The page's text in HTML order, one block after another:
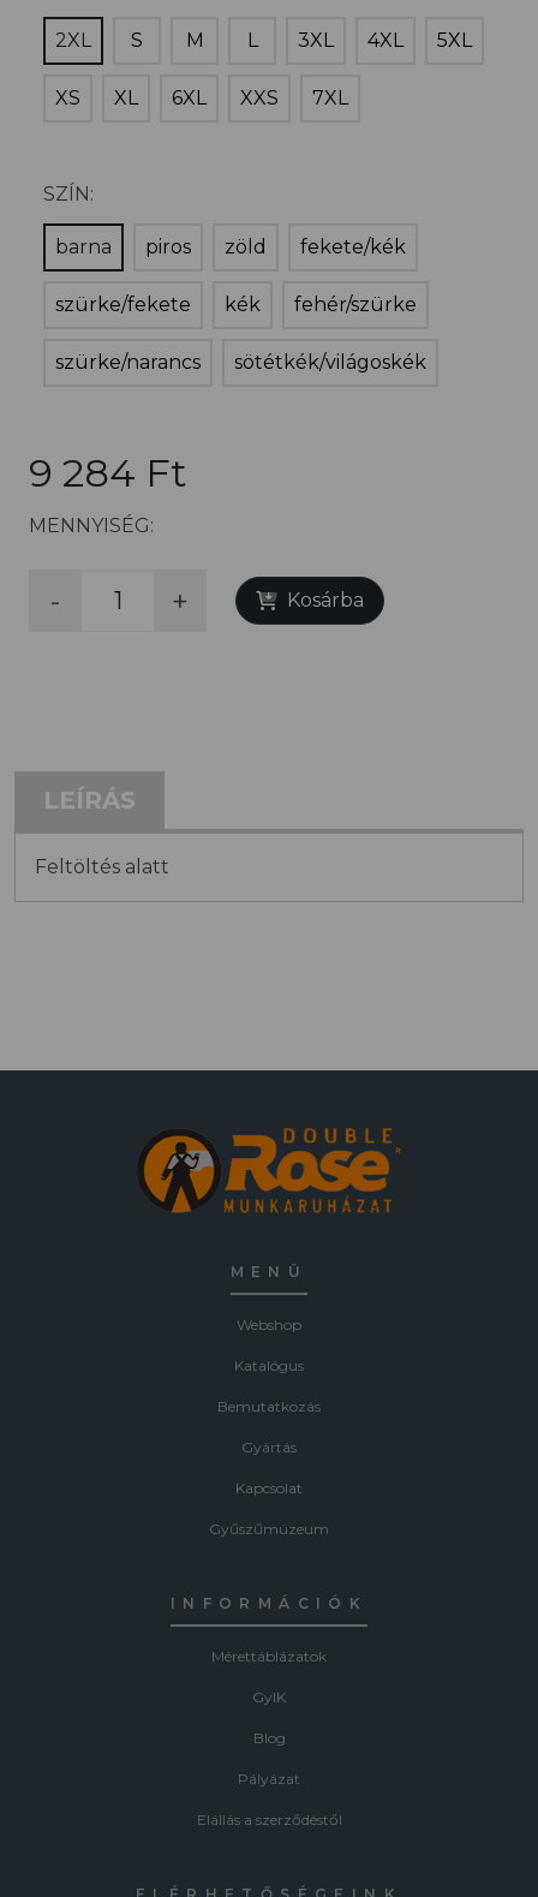
2XL S M L 3XL 4XL 5XL
XS XL 6XL XXS 7XL
SZÍN:
barna piros zöld fekete/kék
szürke/fekete kék fehér/szürke
szürke/narancs sötétkék/világoskék
9 284 Ft
MENNYISÉG:
- + Kosárba
LEÍRÁS
Feltöltés alatt
MENÜ
Webshop
Katalógus
Bemutatkozás
Gyártás
Kapcsolat
Gyűszűmúzeum
INFORMÁCIÓK
Mérettáblázatok
GyIK
Blog
Pályázat
Elállás a szerződéstől